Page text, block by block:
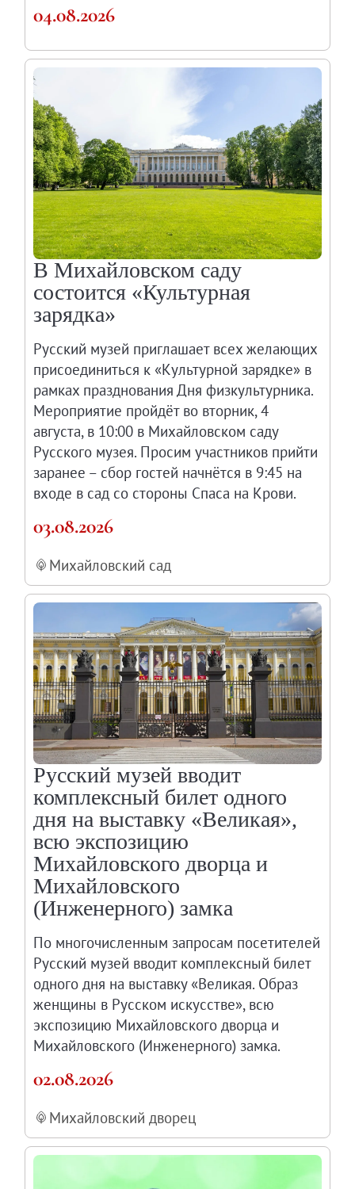
Дворцы и сады
Корпус Бенуа
Михайловский (Инженерный) замок
Мраморный дворец
Строгановский дворец
Домик Петра I
Летний дворец Петра I
Летний сад
Михайловский сад
Западный павильон Михайловского
Восточный павильон Михайловского
Филиал в Кемерово
Клуб Друзей Русского музея
Партнеры и спонсоры
Культурно-просветительские и
Ассоциация художественных музеев
Локальные нормативные акты
Уставные документы
Закупки
Результаты проведения специальной
Противодействие терроризму
Противодействие коррупции
Страницы памяти
Коллекции
Древнерусское искусство
Живопись XVIII – первой половины XIX вв.
Живопись второй половины XIX века -
Скульптура XVIII – начала XX вв.
Скульптура XX – XXI вв.
Нумизматика
Гравюра
Рисунок
Декоративно-прикладное искусство
Народное искусство
Искусство новейших течений
Архив изображений
Современная фотография
Дар Петера и Ирене Людвиг
Образование и наука
Молодёжный совет
Каталоги и альбомы
Научные каталоги собрания
Научные сборники
Буклеты
Ежегодные отчеты
Служба регионального развития Русского
Лекции и абонементы
Лекторий
04.08.2026
В Михайловском саду
состоится «Культурная
зарядка»
Русский музей приглашает всех желающих
присоединиться к «Культурной зарядке» в
рамках празднования Дня физкультурника.
Мероприятие пройдёт во вторник, 4
августа, в 10:00 в Михайловском саду
Русского музея. Просим участников прийти
заранее – сбор гостей начнётся в 9:45 на
входе в сад со стороны Спаса на Крови.
03.08.2026
Михайловский сад
Русский музей вводит
комплексный билет одного
дня на выставку «Великая»,
всю экспозицию
Михайловского дворца и
Михайловского
(Инженерного) замка
По многочисленным запросам посетителей
Русский музей вводит комплексный билет
одного дня на выставку «Великая. Образ
женщины в Русском искусстве», всю
экспозицию Михайловского дворца и
Михайловского (Инженерного) замка.
02.08.2026
Михайловский дворец